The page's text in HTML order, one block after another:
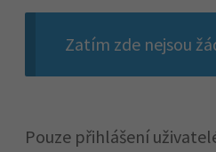
Zatím zde nejsou
Pouze přihlášení